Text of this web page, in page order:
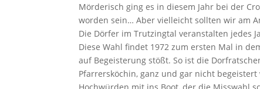
Mörderisch ging es in diesem Jahr bei der
worden sein… Aber vielleicht sollten wir am
Die Dörfer im Trutzingtal veranstalten jedes
Diese Wahl findet 1972 zum ersten Mal in
auf Begeisterung stößt. So ist die
Pfarrersköchin, ganz und gar nicht